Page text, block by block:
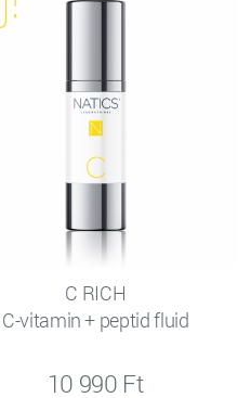
C RICH
C-vitamin + peptid fluid
10 990 Ft